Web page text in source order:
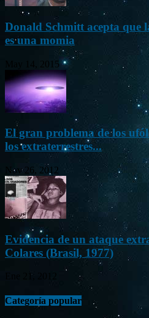
Donald Schmitt acepta que
es una momia
May 14, 2015
El gran problema de los
los extraterrestres...
Nov 26, 2012
Evidencia de un ataque
Colares (Brasil, 1977)
Categoría popular